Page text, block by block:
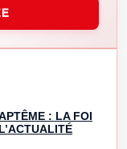
: LA FOI